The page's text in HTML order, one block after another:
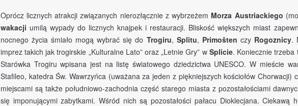
Oprócz licznych atrakcji związanych nierozłącznie z wybrzeżem Morza Austriackiego
wakacji umilą wypady do licznych knajpek i restauracji. Bliskość większych miast
nocnego życia śmiało mogą wybrać się do Trogiru, Splitu, Primošten czy Rogoznicy.
imprez takich jak trogirskie „Kulturalne Lato” oraz „Letnie Gry” w Splicie. Koniecznie trzeba
Starówka Trogiru wpisana jest na listę światowego dziedzictwa UNESCO. W mieście
Stafileo, katedra Św. Wawrzyńca (uważana za jeden z piękniejszych kościołów Chorwacji)
miejscami są także południowo-zachodnia część starego miasta z pozostałościami
się imponującymi zabytkami. Wśród nich są pozostałości pałacu Dioklecjana.